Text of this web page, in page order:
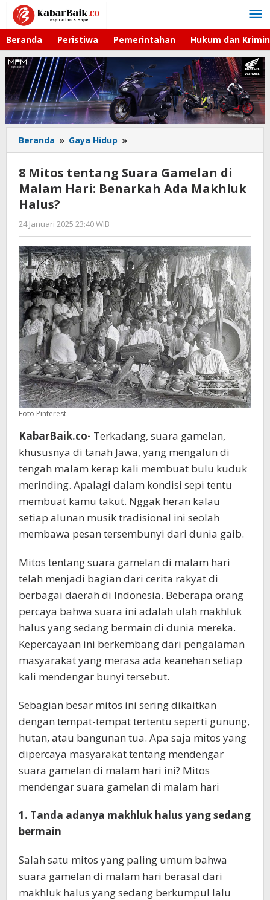
Lewati
konten
Beranda Peristiwa Pemerintahan Hukum dan
Beranda » Gaya Hidup »
Mitos
Suara
Gamelan
Ada
Makhluk
Halus?
8 Mitos tentang Suara Gamelan di
Malam Hari: Benarkah Ada Makhluk
Halus?
24 Januari 2025 23:40 WIB
Lilis
Dewi
Foto Pinterest
KabarBaik.co- Terkadang, suara gamelan,
khususnya di tanah Jawa, yang mengalun di
tengah malam kerap kali membuat bulu kuduk
merinding. Apalagi dalam kondisi sepi tentu
membuat kamu takut. Nggak heran kalau
setiap alunan musik tradisional ini seolah
membawa pesan tersembunyi dari dunia gaib.
Mitos tentang suara gamelan di malam hari
telah menjadi bagian dari cerita rakyat di
berbagai daerah di Indonesia. Beberapa orang
percaya bahwa suara ini adalah ulah makhluk
halus yang sedang bermain di dunia mereka.
Kepercayaan ini berkembang dari pengalaman
masyarakat yang merasa ada keanehan setiap
kali mendengar bunyi tersebut.
Sebagian besar mitos ini sering dikaitkan
dengan tempat-tempat tertentu seperti gunung,
hutan, atau bangunan tua. Apa saja mitos yang
dipercaya masyarakat tentang mendengar
suara gamelan di malam hari ini? Mitos
mendengar suara gamelan di malam hari
1. Tanda adanya makhluk halus yang sedang
bermain
Salah satu mitos yang paling umum bahwa
suara gamelan di malam hari berasal dari
makhluk halus yang sedang berkumpul lalu